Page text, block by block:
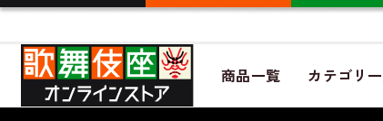
商品一覧 カテゴリ